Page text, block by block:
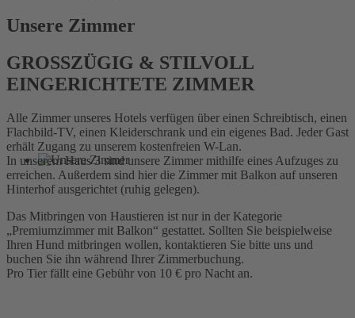
Unsere Zimmer
GROSSZÜGIG & STILVOLL
EINGERICHTETE ZIMMER
Alle Zimmer unseres Hotels verfügen über einen Schreibtisch, einen
Flachbild-TV, einen Kleiderschrank und ein eigenes Bad. Jeder Gast
erhält Zugang zu unserem kostenfreien W-Lan.
In unserem Haus 3 sind unsere Zimmer mithilfe eines Aufzuges zu
erreichen. Außerdem sind hier die Zimmer mit Balkon auf unseren
Hinterhof ausgerichtet (ruhig gelegen).
Das Mitbringen von Haustieren ist nur in der Kategorie
„Premiumzimmer mit Balkon“ gestattet. Sollten Sie beispielweise
Ihren Hund mitbringen wollen, kontaktieren Sie bitte uns und
buchen Sie ihn während Ihrer Zimmerbuchung.
Pro Tier fällt eine Gebühr von 10 € pro Nacht an.